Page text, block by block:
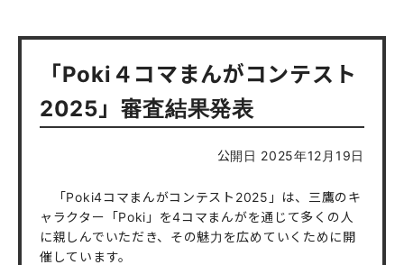
「Poki４コマまんがコンテスト
2025」審査結果発表
公開日 2025年12月19日
「Poki4コマまんがコンテスト2025」は、三鷹のキ
ャラクター「Poki」を4コマまんがを通じて多くの人
に親しんでいただき、その魅力を広めていくために開
催しています。